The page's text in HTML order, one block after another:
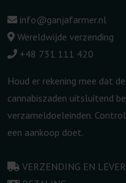
info@ganjafarmer.nl
Wereldwijde verzending
+48 731 111 420
Houd er rekening mee dat
cannabiszaden uitsluitend
verzameldoeleinden.
een aankoop doet.
VERZENDING EN